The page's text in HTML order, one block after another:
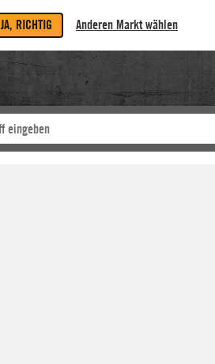
JA, RICHTIG Anderen Markt wählen